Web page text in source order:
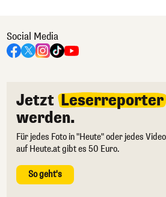
Social Media
Jetzt Leserreporter
werden.
Für jedes Foto in "Heute" oder jedes Video
auf Heute.at gibt es 50 Euro.
So geht's